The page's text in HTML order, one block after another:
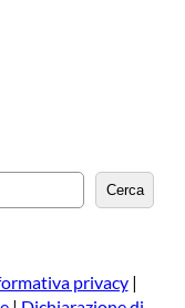
Cerca
privacy|